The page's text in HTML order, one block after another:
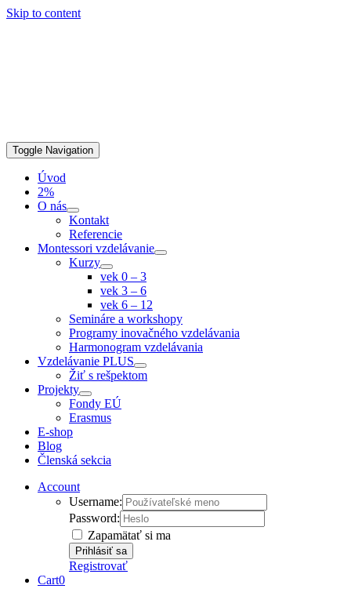
Skip to content
Toggle Navigation
Úvod
2%
O nás
Kontakt
Referencie
Montessori vzdelávanie
Kurzy
vek 0 – 3
vek 3 – 6
vek 6 – 12
Semináre a workshopy
Programy inovačného vzdelávania
Harmonogram vzdelávania
Vzdelávanie PLUS
Žiť s rešpektom
Projekty
Fondy EÚ
Erasmus
E-shop
Blog
Členská sekcia
Account
Username:
Password:
Zapamätať si ma
Registrovať
Cart0